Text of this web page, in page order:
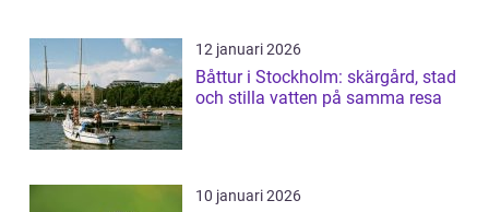
12 januari 2026
Båttur i Stockholm: skärgård, stad
och stilla vatten på samma resa
10 januari 2026